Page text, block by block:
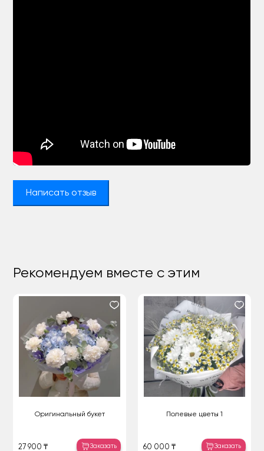
Написать отзыв
Рекомендуем вместе с этим
Оригинальный букет
27 900 ₸ Заказать
Полевые цветы 1
60 000 ₸ Заказать